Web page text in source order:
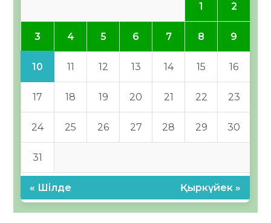
1 2
3 4 5 6 7 8 9
10 11 12 13 14 15 16
17 18 19 20 21 22 23
24 25 26 27 28 29 30
31
« Шілде Қыркүйек »